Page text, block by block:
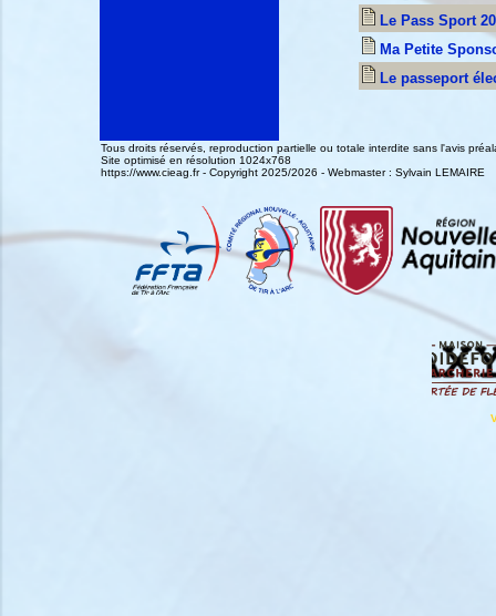
Le Pass Sport
Ma Petite
Le passeport
Tous droits réservés, reproduction partielle ou totale interdite sans l'avis
Site optimisé en résolution 1024x768
https://www.cieag.fr - Copyright 2025/2026 - Webmaster : Sylvain LEMAIRE